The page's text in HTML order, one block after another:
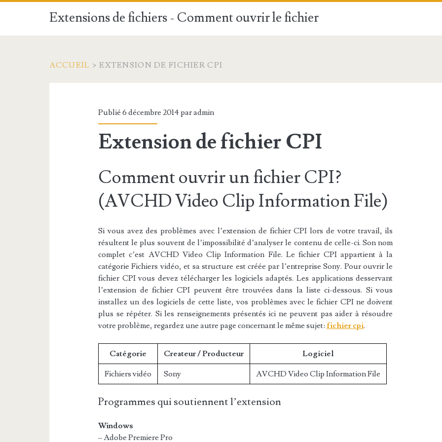
Extensions de fichiers - Comment ouvrir le fichier
ACCUEIL > EXTENSION DE FICHIER CPI
Publié 6 décembre 2014 paradmin
Extension de fichier CPI
Comment ouvrir un fichier CPI?
(AVCHD Video Clip Information File)
Si vous avez des problèmes avec l’extension de fichier CPI lors de votre travail, ils
résultent le plus souvent de l’impossibilité d’analyser le contenu de celle-ci. Son nom
complet c’est AVCHD Video Clip Information File. Le fichier CPI appartient à la
catégorie Fichiers vidéo, et sa structure est créée par l’entreprise Sony. Pour ouvrir le
fichier CPI vous devez télécharger les logiciels adaptés. Les applications desservant
l’extension de fichier CPI peuvent être trouvées dans la liste ci-dessous. Si vous
installez un des logiciels de cette liste, vos problèmes avec le fichier CPI ne doivent
plus se répéter. Si les renseignements présentés ici ne peuvent pas aider à résoudre
votre problème, regardez une autre page concernant le même sujet: fichier cpi.
Catégorie Createur / Producteur Logiciel
Fichiers vidéo Sony AVCHD Video Clip Information File
Programmes qui soutiennent l’extension
Windows
– Adobe Premiere Pro